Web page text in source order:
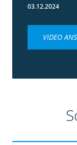
03.12.2024
VIDEO